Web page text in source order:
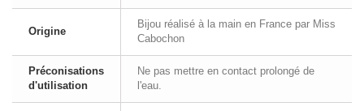
Origine
Bijou réalisé à la main en France par Miss
Cabochon
Préconisations
d'utilisation
Ne pas mettre en contact prolongé de
l'eau.